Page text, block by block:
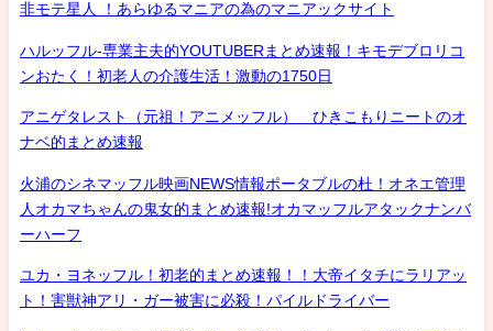
非モテ星人 ！あらゆるマニアの為のマニアックサイト
ハルッフル-専業主夫的YOUTUBERまとめ速報！キモデブロリコ
ンおたく！初老人の介護生活！激動の1750日
アニゲタレスト（元祖！アニメッフル） ひきこもりニートのオ
ナベ的まとめ速報
火浦のシネマッフル映画NEWS情報ポータブルの杜！オネエ管理
人オカマちゃんの鬼女的まとめ速報!オカマッフルアタックナンバ
ーハーフ
ユカ・ヨネッフル！初老的まとめ速報！！大帝イタチにラリアッ
ト！害獣神アリ・ガー被害に必殺！パイルドライバー